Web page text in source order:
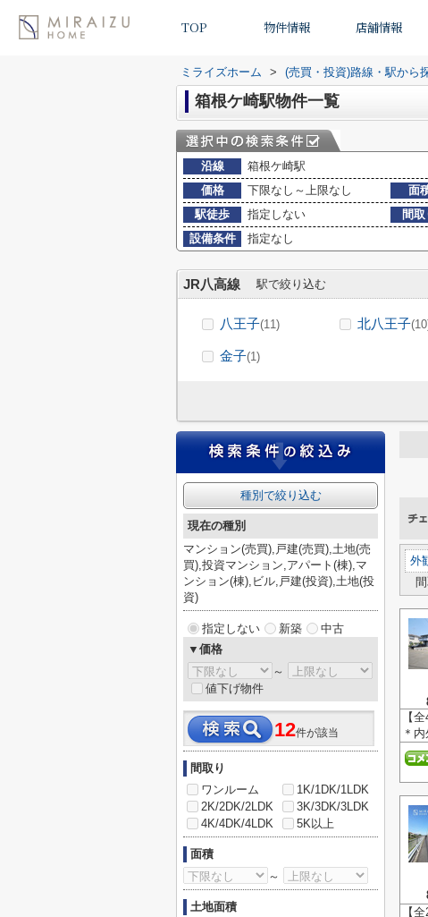
TOP 物件情報 店舗情報
ミライズホーム > (売買・投資)路線・駅から
箱根ケ崎駅物件一覧
沿線
箱根ケ崎駅
価格
下限なし～上限なし 面
駅徒歩
指定しない 間取
設備条件
指定なし
JR八高線 駅で絞り込む
八王子(11) 北八王子
金子(1)
外
【
＊
【
種別で絞り込む
現在の種別
マンション(売買),戸建(売買),土地(売
買),投資マンション,アパート(棟),マ
ンション(棟),ビル,戸建(投資),土地(投
資)
指定しない 新築
中古
▼価格
～
値下げ物件
12件が該当
間取り
ワンルーム
1K/1DK/1LDK
2K/2DK/2LDK
3K/3DK/3LDK
4K/4DK/4LDK
5K以上
面積
～
土地面積